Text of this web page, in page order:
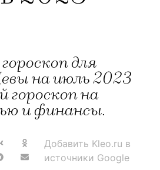
для
на июль 2023
гороскоп на
и финансы.
Добавить Kleo.ru в
источники Google